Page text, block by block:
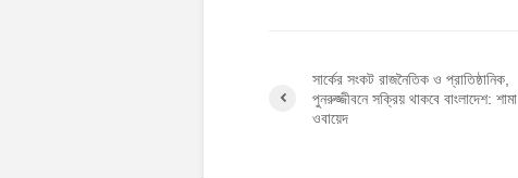
সার্কের সংকট রাজনৈতিক ও প্রাতিষ্ঠানিক,
পুনরুজ্জীবনে সক্রিয় থাকবে বাংলাদেশ: শামা
ওবায়েদ